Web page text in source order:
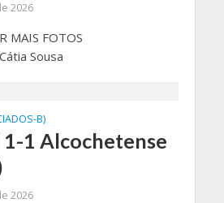
2026
MAIS FOTOS
Sousa
B)
1-1 Alcochetense
2026